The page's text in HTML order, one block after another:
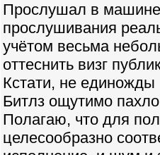
Прослушал в
прослушивания
учётом весьма
оттеснить визг
Кстати, не единожды
Битлз ощутимо
Полагаю, что для
целесообразно